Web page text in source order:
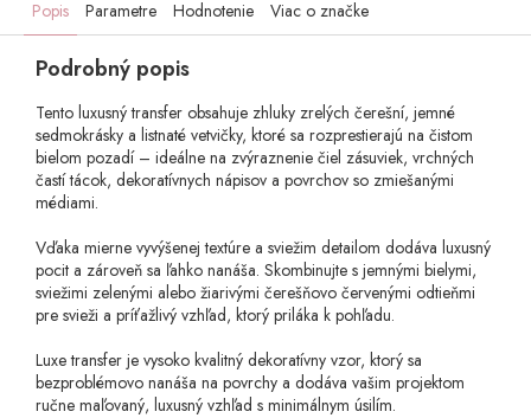
Popis Parametre Hodnotenie Viac o značke
Podrobný popis
Tento luxusný transfer obsahuje zhluky zrelých čerešní, jemné
sedmokrásky a listnaté vetvičky, ktoré sa rozprestierajú na čistom
bielom pozadí – ideálne na zvýraznenie čiel zásuviek, vrchných
častí tácok, dekoratívnych nápisov a povrchov so zmiešanými
médiami.
Vďaka mierne vyvýšenej textúre a sviežim detailom dodáva luxusný
pocit a zároveň sa ľahko nanáša. Skombinujte s jemnými bielymi,
sviežimi zelenými alebo žiarivými čerešňovo červenými odtieňmi
pre svieži a príťažlivý vzhľad, ktorý priláka k pohľadu.
Luxe transfer je vysoko kvalitný dekoratívny vzor, ktorý sa
bezproblémovo nanáša na povrchy a dodáva vašim projektom
ručne maľovaný, luxusný vzhľad s minimálnym úsilím.